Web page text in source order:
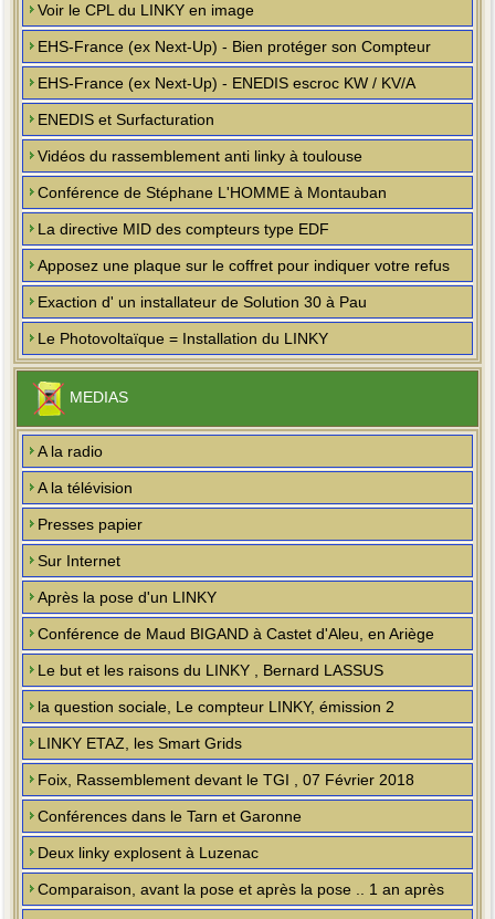
Voir le CPL du LINKY en image
EHS-France (ex Next-Up) - Bien protéger son Compteur
EHS-France (ex Next-Up) - ENEDIS escroc KW / KV/A
ENEDIS et Surfacturation
Vidéos du rassemblement anti linky à toulouse
Conférence de Stéphane L'HOMME à Montauban
La directive MID des compteurs type EDF
Apposez une plaque sur le coffret pour indiquer votre refus
Exaction d' un installateur de Solution 30 à Pau
Le Photovoltaïque = Installation du LINKY
MEDIAS
A la radio
A la télévision
Presses papier
Sur Internet
Après la pose d'un LINKY
Conférence de Maud BIGAND à Castet d'Aleu, en Ariège
Le but et les raisons du LINKY , Bernard LASSUS
la question sociale, Le compteur LINKY, émission 2
LINKY ETAZ, les Smart Grids
Foix, Rassemblement devant le TGI , 07 Février 2018
Conférences dans le Tarn et Garonne
Deux linky explosent à Luzenac
Comparaison, avant la pose et après la pose .. 1 an après